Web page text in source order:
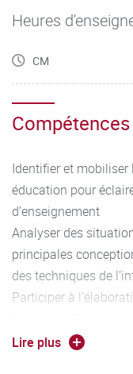
Heures
CM
Identifier et mobiliser
éducation pour
d’enseignement
Analyser des
principales
des techniques de
Participer à
critique. Analyser
Lire plus